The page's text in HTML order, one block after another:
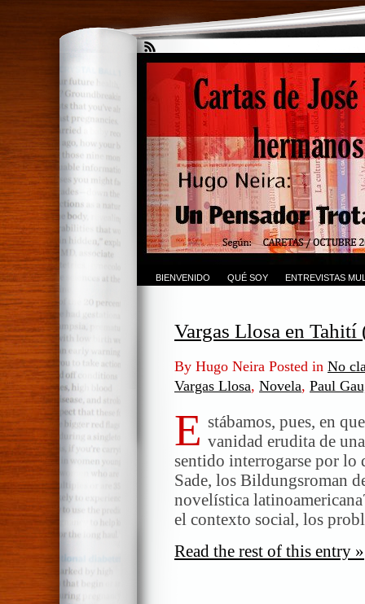
BIENVENIDO QUÉ SOY ENTREVISTAS
Vargas Llosa en
By Hugo Neira Posted in No
Vargas Llosa, Novela, Paul
E stábamos, pues, en
vanidad erudita de
sentido interrogarse por lo
Sade, los Bildungsroman
novelística
el contexto social, los
Read the rest of this entry »